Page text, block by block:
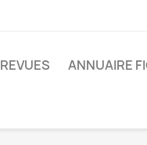
REVUES ANNUAIRE